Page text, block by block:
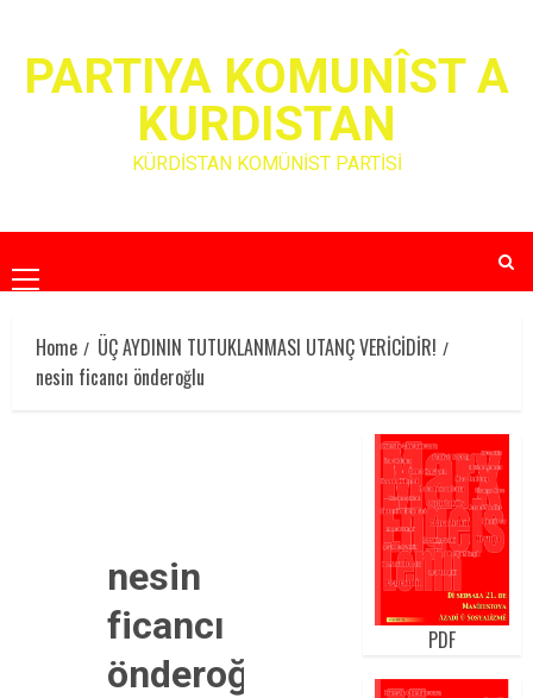
contentPARTIYA KOMUNÎST A
KURDISTAN
KÜRDİSTAN KOMÜNİST PARTİSİ
Primary
Menu
Home
ÜÇ AYDININ TUTUKLANMASI UTANÇ VERİCİDİR!
nesin ficancı önderoğlu
nesin
ficancı
önderoğlu
PDF